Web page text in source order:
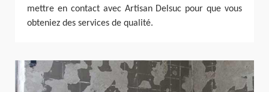
mettre en contact avec Artisan Delsuc pour que vous
obteniez des services de qualité.